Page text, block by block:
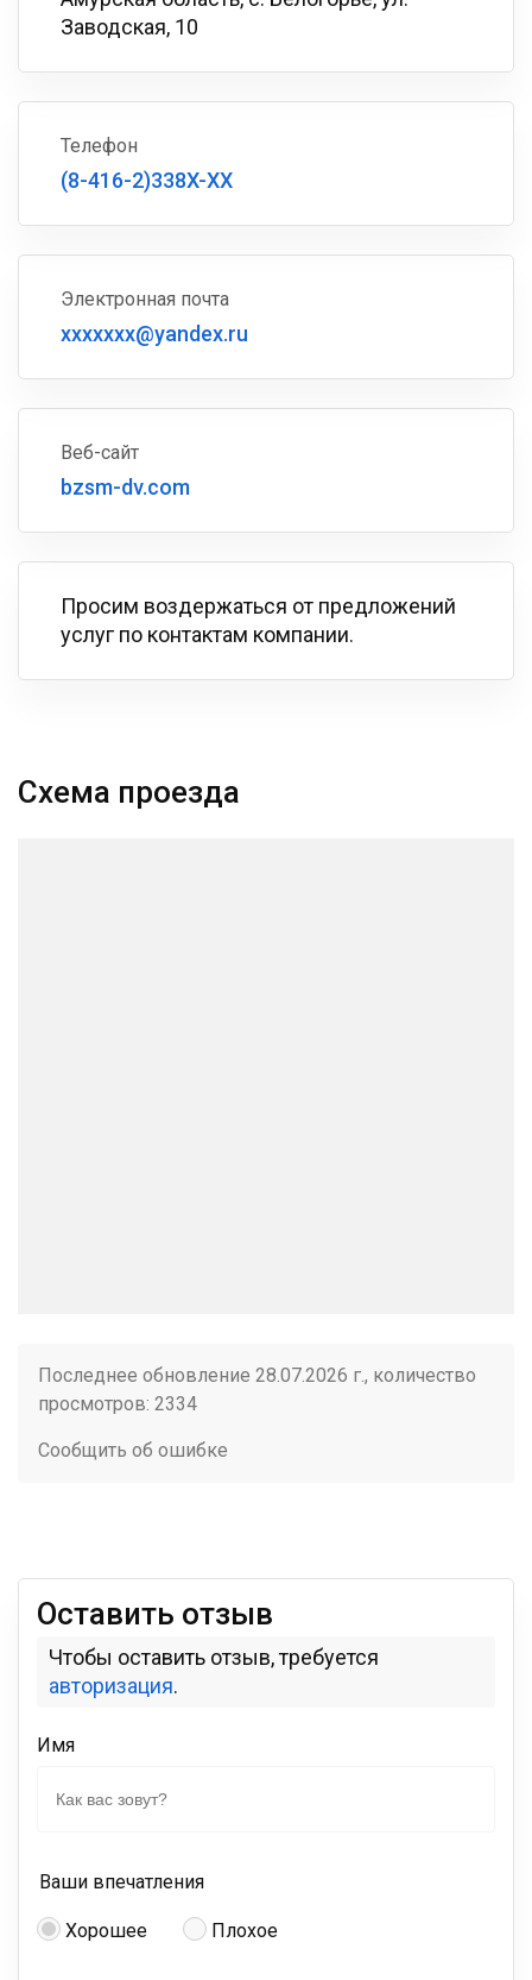
Заводская, 10
Телефон
(8-416-2)338X-XX
Электронная почта
xxxxxxx@yandex.ru
Веб-сайт
bzsm-dv.com
Просим воздержаться от предложений
услуг по контактам компании.
Схема проезда
Последнее обновление 28.07.2026 г., количество
просмотров: 2334
Сообщить об ошибке
Оставить отзыв
Чтобы оставить отзыв, требуется
авторизация.
Имя
Ваши впечатления
Хорошее Плохое